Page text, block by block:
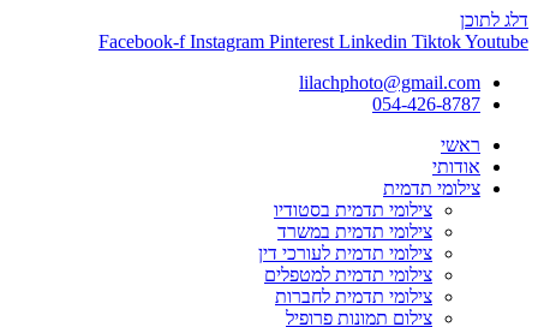
דלג לתוכן
Facebook-f Instagram Pinterest Linkedin TiktokYoutube
lilachphoto@gmail.com
054-426-8787
ראשי
אודותי
צילומי תדמית
צילומי תדמית בסטודיו
צילומי תדמית במשרד
צילומי תדמית לעורכי דין
צילומי תדמית למטפלים
צילומי תדמית לחברות
צילום תמונות פרופיל